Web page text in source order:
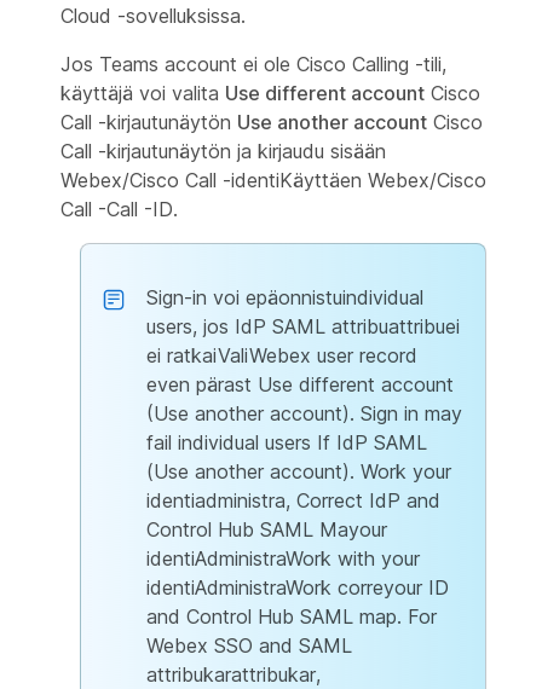
Cloud -sovelluksissa.
Jos Teams account ei ole Cisco Calling -tili,
käyttäjä voi valita Use different account Cisco
Call -kirjautunäytön Use another account Cisco
Call -kirjautunäytön ja kirjaudu sisään
Webex/Cisco Call -identiKäyttäen Webex/Cisco
Call -Call -ID.
Sign-in voi epäonnistuindividual
users, jos IdP SAML attribuattribuei
ei ratkaiValiWebex user record
even pärast Use different account
(Use another account). Sign in may
fail individual users If IdP SAML
(Use another account). Work your
identiadministra, Correct IdP and
Control Hub SAML Mayour
identiAdministraWork with your
identiAdministraWork correyour ID
and Control Hub SAML map. For
Webex SSO and SAML
attribukarattribukar,